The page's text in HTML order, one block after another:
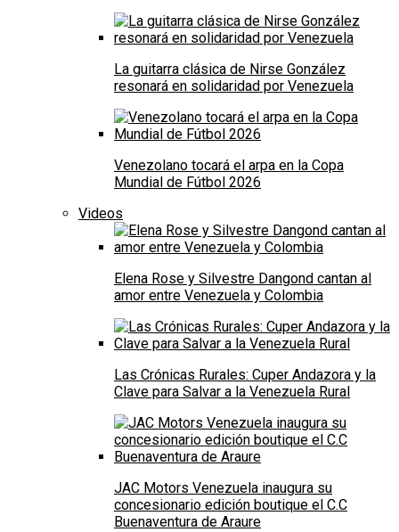
La guitarra clásica de Nirse González
resonará en solidaridad por Venezuela
Venezolano tocará el arpa en la Copa
Mundial de Fútbol 2026
Videos
Elena Rose y Silvestre Dangond cantan al
amor entre Venezuela y Colombia
Las Crónicas Rurales: Cuper Andazora y la
Clave para Salvar a la Venezuela Rural
JAC Motors Venezuela inaugura su
concesionario edición boutique el C.C
Buenaventura de Araure